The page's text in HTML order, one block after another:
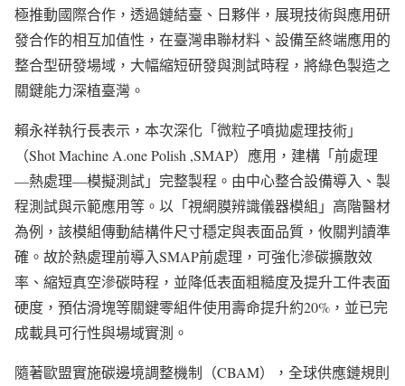
極推動國際合作，透過鏈結臺、日夥伴，展現技術與應用研
發合作的相互加值性，在臺灣串聯材料、設備至終端應用的
整合型研發場域，大幅縮短研發與測試時程，將綠色製造之
關鍵能力深植臺灣。
賴永祥執行長表示，本次深化「微粒子噴拋處理技術」
（Shot Machine A.one Polish ,SMAP）應用，建構「前處理
—熱處理—模擬測試」完整製程。由中心整合設備導入、製
程測試與示範應用等。以「視網膜辨識儀器模組」高階醫材
為例，該模組傳動結構件尺寸穩定與表面品質，攸關判讀準
確。故於熱處理前導入SMAP前處理，可強化滲碳擴散效
率、縮短真空滲碳時程，並降低表面粗糙度及提升工件表面
硬度，預估滑塊等關鍵零組件使用壽命提升約20%，並已完
成載具可行性與場域實測。
隨著歐盟實施碳邊境調整機制（CBAM），全球供應鏈規則